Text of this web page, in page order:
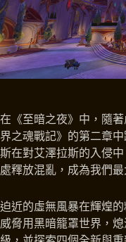
在《至暗之夜》中，隨
界之魂戰記》的第二章
斯在對艾澤拉斯的入侵
處釋放混亂，成為我們最
迫近的虛無風暴在輝煌
威脅用黑暗籠罩世界，